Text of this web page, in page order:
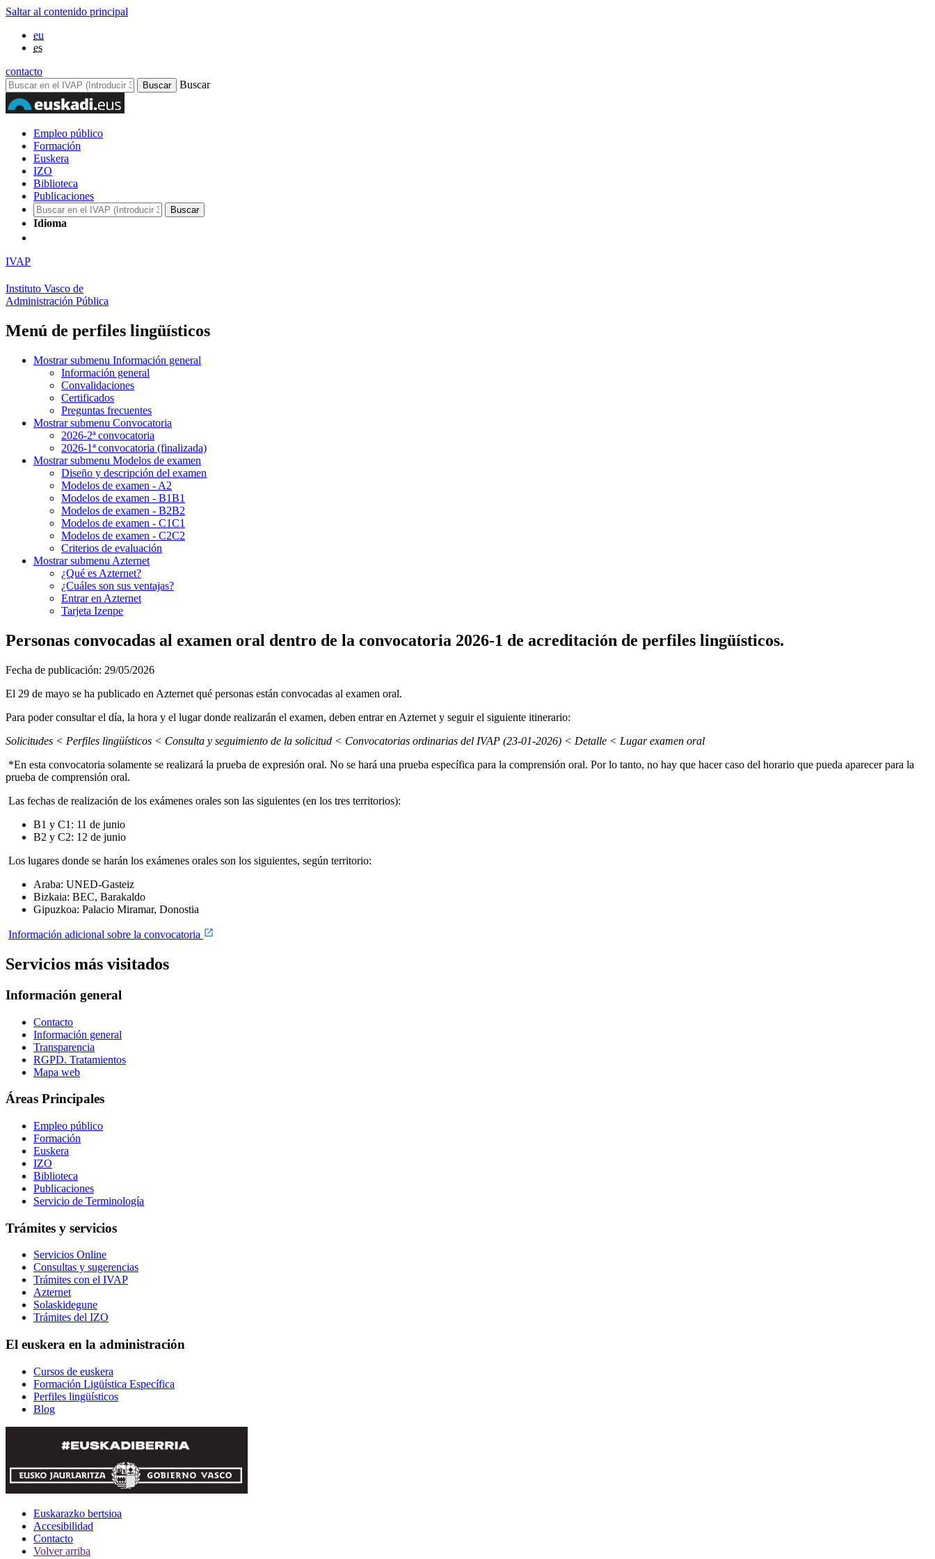
Saltar al contenido principal
eu
es
contacto
Buscar
Empleo público
Formación
Euskera
IZO
Biblioteca
Publicaciones
Idioma
IVAP
Instituto Vasco de
Administración Pública
Menú de perfiles lingüísticos
Mostrar submenu Información general
Información general
Convalidaciones
Certificados
Preguntas frecuentes
Mostrar submenu Convocatoria
2026-2ª convocatoria
2026-1ª convocatoria (finalizada)
Mostrar submenu Modelos de examen
Diseño y descripción del examen
Modelos de examen - A2
Modelos de examen - B1B1
Modelos de examen - B2B2
Modelos de examen - C1C1
Modelos de examen - C2C2
Criterios de evaluación
Mostrar submenu Azternet
¿Qué es Azternet?
¿Cuáles son sus ventajas?
Entrar en Azternet
Tarjeta Izenpe
Personas convocadas al examen oral dentro de la convocatoria 2026-1 de acreditación de perfiles lingüísticos.
Fecha de publicación: 29/05/2026
El 29 de mayo se ha publicado en Azternet qué personas están convocadas al examen oral.
Para poder consultar el día, la hora y el lugar donde realizarán el examen, deben entrar en Azternet y seguir el siguiente itinerario:
Solicitudes < Perfiles lingüísticos < Consulta y seguimiento de la solicitud < Convocatorias ordinarias del IVAP (23-01-2026) < Detalle < Lugar examen oral
*En esta convocatoria solamente se realizará la prueba de expresión oral. No se hará una prueba específica para la comprensión oral. Por lo tanto, no hay que hacer caso del horario que pueda aparecer para la
prueba de comprensión oral.
Las fechas de realización de los exámenes orales son las siguientes (en los tres territorios):
B1 y C1: 11 de junio
B2 y C2: 12 de junio
Los lugares donde se harán los exámenes orales son los siguientes, según territorio:
Araba: UNED-Gasteiz
Bizkaia: BEC, Barakaldo
Gipuzkoa: Palacio Miramar, Donostia
Información adicional sobre la convocatoria
Servicios más visitados
Información general
Contacto
Información general
Transparencia
RGPD. Tratamientos
Mapa web
Áreas Principales
Empleo público
Formación
Euskera
IZO
Biblioteca
Publicaciones
Servicio de Terminología
Trámites y servicios
Servicios Online
Consultas y sugerencias
Trámites con el IVAP
Azternet
Solaskidegune
Trámites del IZO
El euskera en la administración
Cursos de euskera
Formación Ligüística Específica
Perfiles lingüísticos
Blog
Euskarazko bertsioa
Accesibilidad
Contacto
Volver arriba